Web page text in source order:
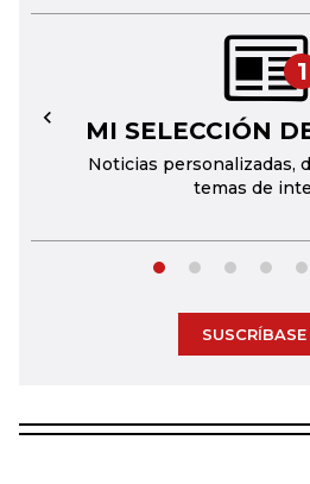
1
MI SELECCIÓN
Noticias personalizadas,
temas de
←
SUSCRÍBASE